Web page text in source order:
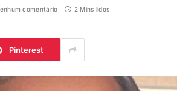
comentário 2 Mins lidos
Pinterest